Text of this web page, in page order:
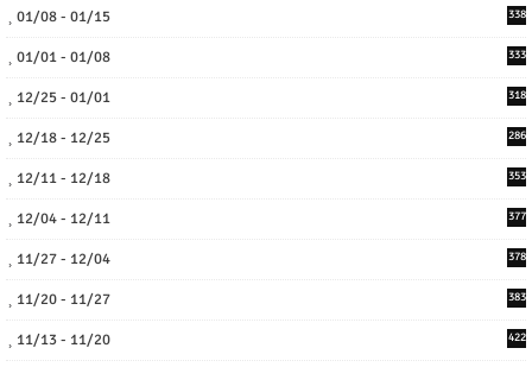
01/08 - 01/15 338
01/01 - 01/08 333
12/25 - 01/01 318
12/18 - 12/25 286
12/11 - 12/18 353
12/04 - 12/11 377
11/27 - 12/04 378
11/20 - 11/27 383
11/13 - 11/20 422